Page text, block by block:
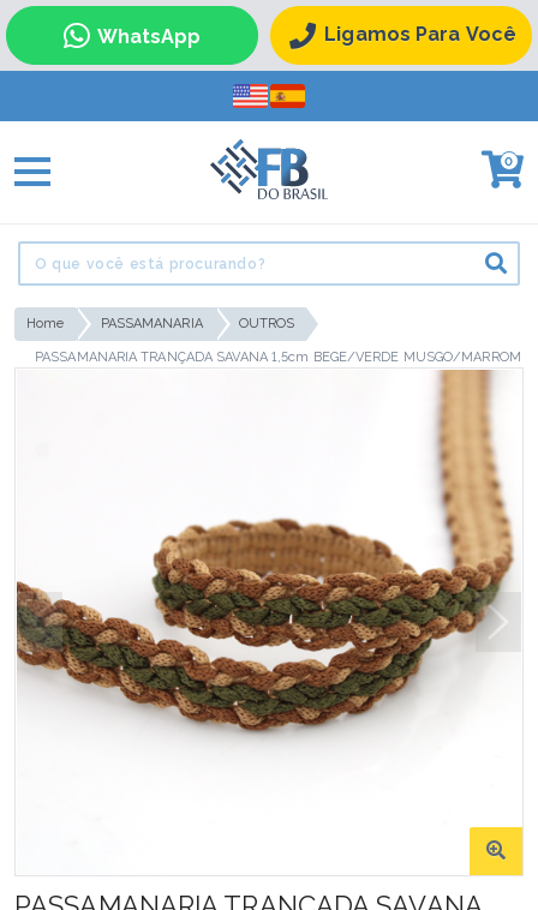
WhatsApp Ligamos Para Você
0
Home PASSAMANARIA OUTROS
PASSAMANARIA TRANÇADA SAVANA 1,5cm BEGE/VERDE MUSGO/MARROM